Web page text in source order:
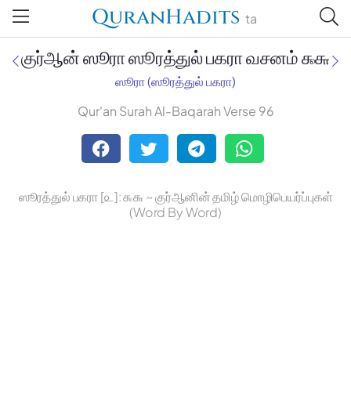
QuranHadits ta
Jan Trust Foundation
Mufti Omar Sheriff Qasimi,
குர்ஆன் ஸூரா ஸூரத்துல் பகரா வசனம் ௯௬
ஸூரா (ஸூரத்துல் பகரா)
Qur'an Surah Al-Baqarah Verse 96
ஸூரத்துல் பகரா [௨]: ௯௬ ~ குர்ஆனின் தமிழ் மொழிபெயர்ப்புகள்
(Word By Word)